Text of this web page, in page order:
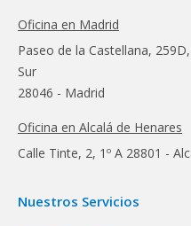
Oficina en Madrid
Paseo de la Castellana,
Sur
28046 - Madrid
Oficina en Alcalá de Henares
Calle Tinte, 2, 1º A 28801 -
Nuestros Servicios